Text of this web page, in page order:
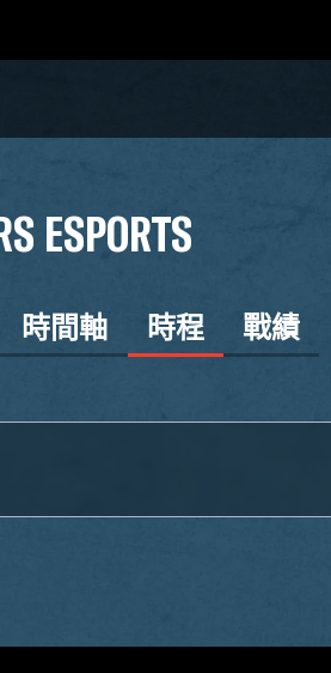
ESPORTS
時間軸 時程 戰績